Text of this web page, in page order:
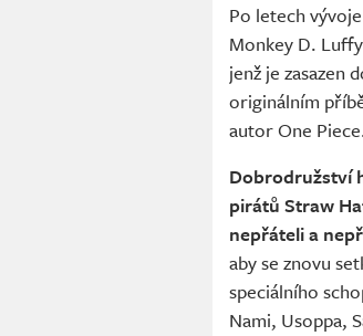
Po letech
Monkey D.
jenž je zasazen
originálním
autor One
Dobrodružství
pirátů Straw
nepřáteli a
aby se znovu
speciálního
Nami, Usoppa,